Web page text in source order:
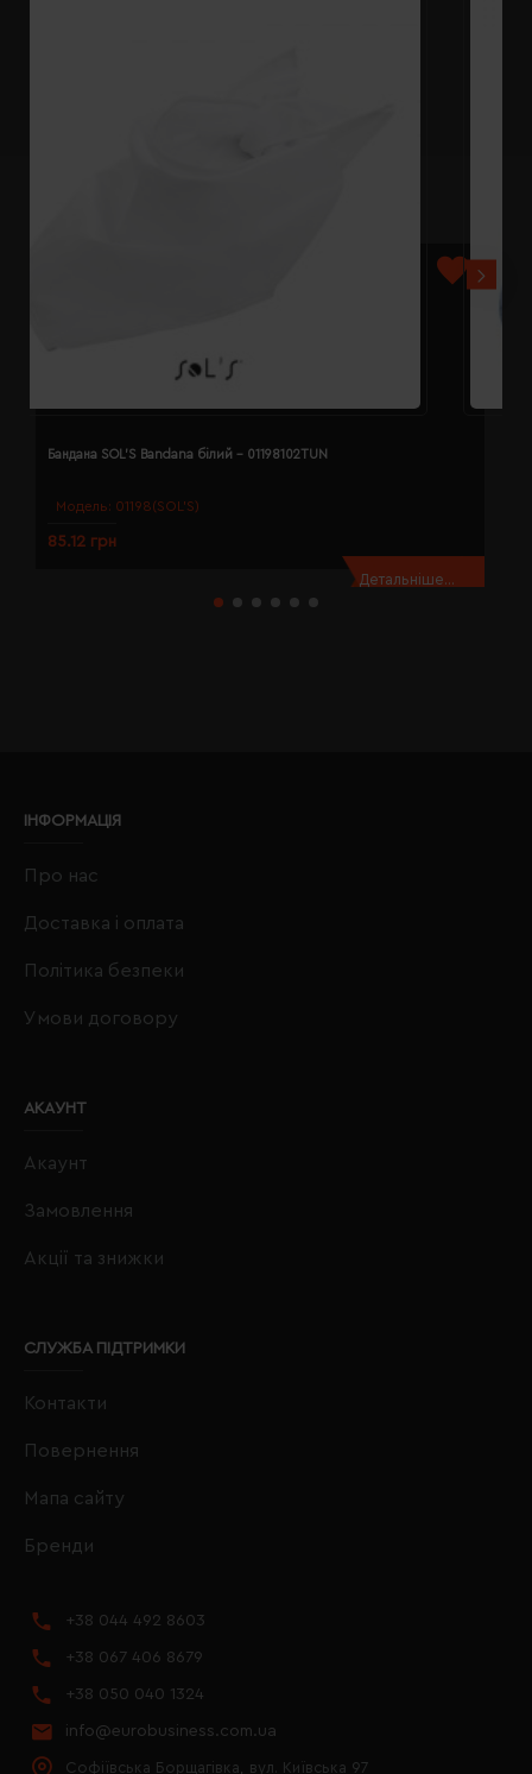
Модель: 01198(SOL’S)
Бандана SOL'S Bandana білий - 01198102TUN
85.12 грн
Детальніше...
ІНФОРМАЦІЯ
Про нас
Доставка і оплата
Політика безпеки
Умови договору
АКАУНТ
Акаунт
Замовлення
Акції та знижки
СЛУЖБА ПІДТРИМКИ
Контакти
Повернення
Мапа сайту
Бренди
+38 044 492 8603
+38 067 406 8679
+38 050 040 1324
info@eurobusiness.com.ua
Софіївська Борщагівка, вул. Київська 97